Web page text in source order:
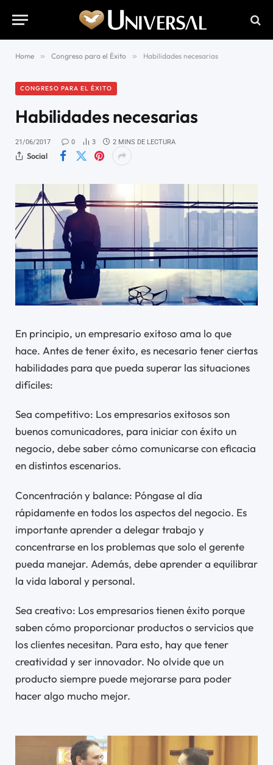
Home » Congreso para el Éxito » Habilidades necesarias
CONGRESO PARA EL ÉXITO
Habilidades necesarias
21/06/2017 0 3 2 MINS DE LECTURA
Social
En principio, un empresario exitoso ama lo que
hace. Antes de tener éxito, es necesario tener ciertas
habilidades para que pueda superar las situaciones
difíciles:
Sea competitivo: Los empresarios exitosos son
buenos comunicadores, para iniciar con éxito un
negocio, debe saber cómo comunicarse con eficacia
en distintos escenarios.
Concentración y balance: Póngase al día
rápidamente en todos los aspectos del negocio. Es
importante aprender a delegar trabajo y
concentrarse en los problemas que solo el gerente
pueda manejar. Además, debe aprender a equilibrar
la vida laboral y personal.
Sea creativo: Los empresarios tienen éxito porque
saben cómo proporcionar productos o servicios que
los clientes necesitan. Para esto, hay que tener
creatividad y ser innovador. No olvide que un
producto siempre puede mejorarse para poder
hacer algo mucho mejor.